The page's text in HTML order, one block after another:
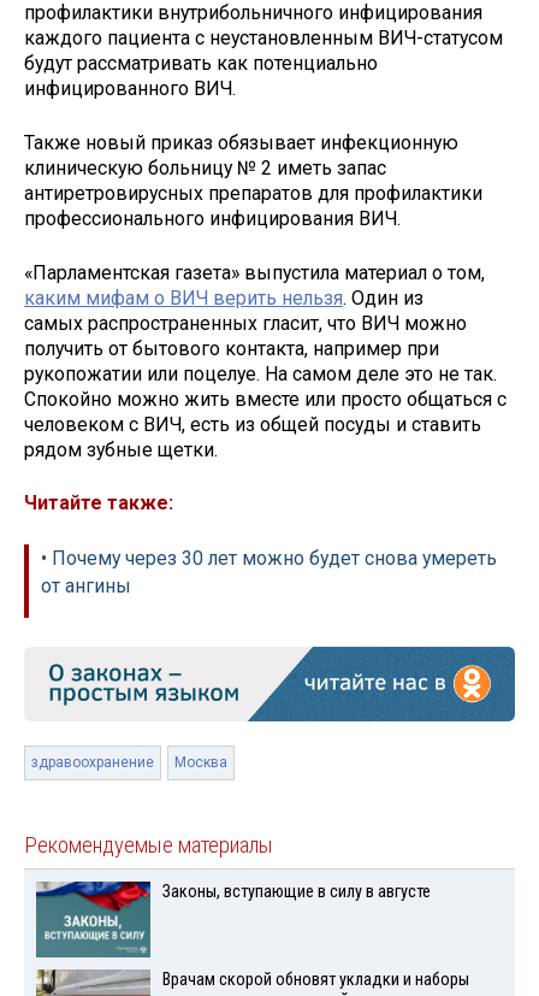
профилактики внутрибольничного инфицирования
каждого пациента с неустановленным ВИЧ-статусом
будут рассматривать как потенциально
инфицированного ВИЧ.
Также новый приказ обязывает инфекционную
клиническую больницу № 2 иметь запас
антиретровирусных препаратов для профилактики
профессионального инфицирования ВИЧ.
«Парламентская газета» выпустила материал о том,
каким мифам о ВИЧ верить нельзя. Один из
самых распространенных гласит, что ВИЧ можно
получить от бытового контакта, например при
рукопожатии или поцелуе. На самом деле это не так.
Спокойно можно жить вместе или просто общаться с
человеком с ВИЧ, есть из общей посуды и ставить
рядом зубные щетки.
Читайте также:
• Почему через 30 лет можно будет снова умереть
от ангины
здравоохранение Москва
Рекомендуемые материалы
Законы, вступающие в силу в августе
Врачам скорой обновят укладки и наборы